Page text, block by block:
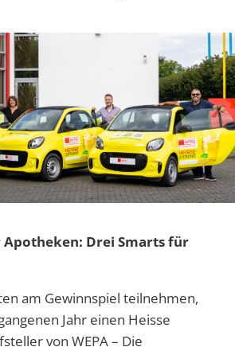
Drei Smarts für
am Gewinnspiel teilnehmen,
Jahr einen Heisse
von WEPA – Die